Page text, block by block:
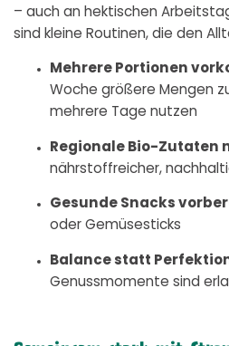
– auch an hektischen
sind kleine Routinen, die den
Mehrere Portionen
Woche größere Mengen
mehrere Tage nutzen
Regionale Bio-Zutaten
nährstoffreicher,
Gesunde Snacks
oder Gemüsesticks
Balance statt
Genussmomente sind